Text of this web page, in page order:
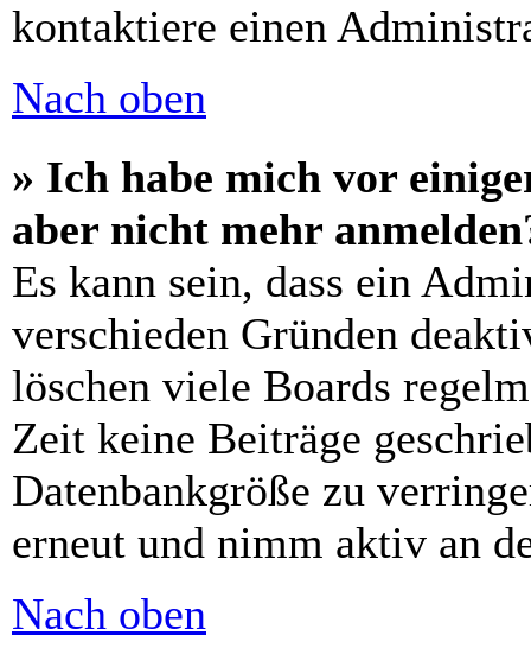
kontaktiere einen
Nach oben
» Ich habe mich vor
aber nicht mehr
Es kann sein, dass ein
verschieden Gründen
löschen viele Boards
Zeit keine Beiträge
Datenbankgröße zu
erneut und nimm aktiv an
Nach oben